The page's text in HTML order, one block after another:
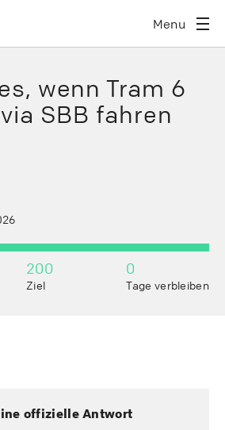
Menu
wenn Tram 6
SBB fahren
200
Ziel
0
Tage verbleiben
offizielle Antwort